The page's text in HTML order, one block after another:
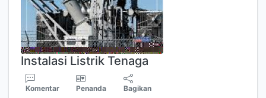
Instalasi Listrik Tenaga
Komentar Penanda Bagikan